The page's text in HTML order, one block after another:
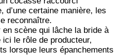
d’une certaine manière, les
reconnaître.
en scène qui lâche la bride à
le rôle de producteur,
lorsque leurs épanchements